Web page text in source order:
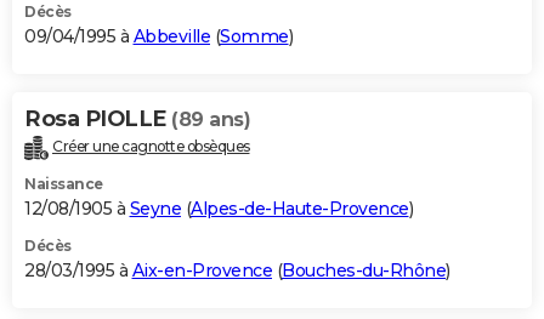
Décès
09/04/1995 à Abbeville (Somme)
Rosa PIOLLE (89 ans)
Créer une cagnotte obsèques
Naissance
12/08/1905 à Seyne (Alpes-de-Haute-Provence)
Décès
28/03/1995 à Aix-en-Provence (Bouches-du-Rhône)